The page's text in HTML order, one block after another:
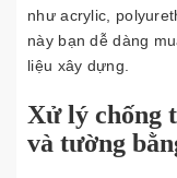
như acrylic,
này bạn dễ dàng
liệu xây dựng.
Xử lý chống
và tường